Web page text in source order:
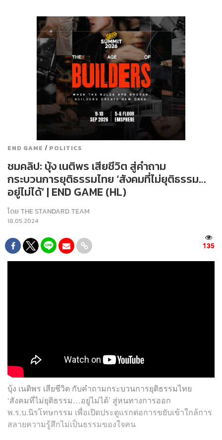
END GAME / POLITICS
ชมคลิป: บุ้ง เนติพร เสียชีวิต สู่คำถาม
กระบวนการยุติธรรมไทย ‘สังคมที่ไม่ยุติธรรม…
อยู่ไม่ได้’ | END GAME (HL)
โดย THE STANDARD TEAM
18.05.2024
135
บุ้ง เนติพร เสียชีวิต กับคำถามกระบวนการยุติธรรมไทย
‘สังคมที่ไม่ยุติธรรม…อยู่ไม่ได้’ สู่หนทางการออก
พ.ร.บ.นิรโทษกรรม เพื่อเปิดประตูแรกต่อการขยับเข้าใกล้การ
สลายความรู้สึกไม่เป็นธรรมของใจคน